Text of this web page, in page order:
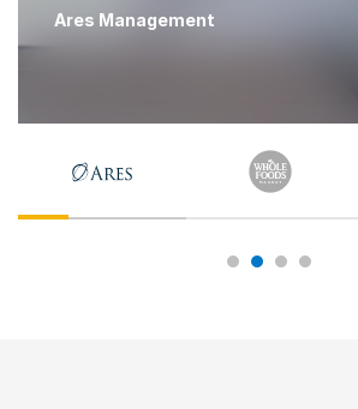
Ares Management